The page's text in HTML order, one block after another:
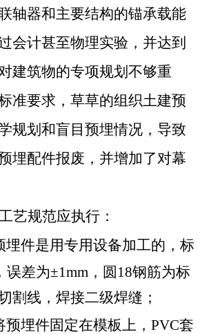
轴器和主要结构的锚承载能
会计甚至物理实验，并达到
建筑物的专项规划不够重
准要求，草草的组织土建预
规划和盲目预埋情况，导致
埋配件报废，并增加了对幕
艺规范应执行：
埋件是用专用设备加工的，标
误差为±1mm，圆18钢筋为标
割线，焊接二级焊缝；
预埋件固定在模板上，PVC套